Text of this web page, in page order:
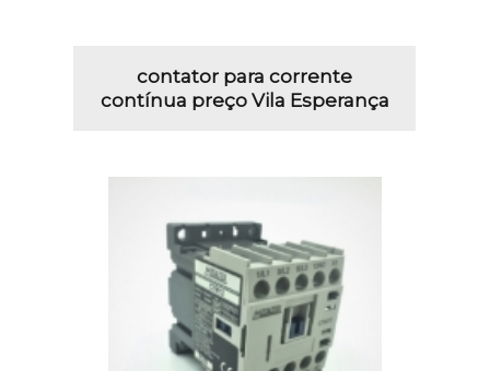
contator para corrente
contínua preço Vila Esperança